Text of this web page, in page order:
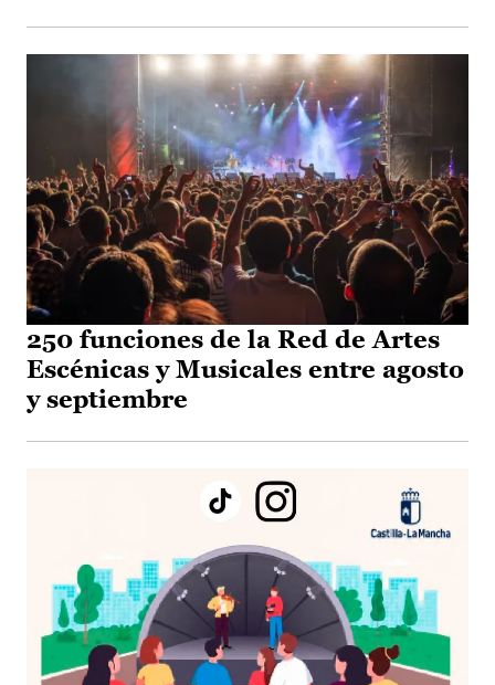
250 funciones de la Red de Artes
Escénicas y Musicales entre agosto
y septiembre